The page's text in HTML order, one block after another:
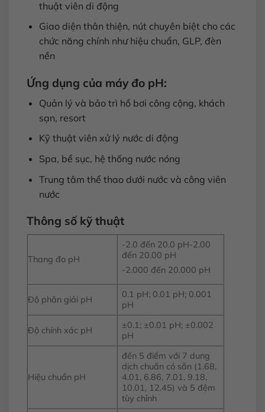
thuật viên di động
Giao diện thân thiện, nút chuyên biệt cho các
chức năng chính như hiệu chuẩn, GLP, đèn
nền
Ứng dụng của máy đo pH:
Quản lý và bảo trì hồ bơi công cộng, khách
sạn, resort
Kỹ thuật viên xử lý nước di động
Spa, bể sục, hệ thống nước nóng
Trung tâm thể thao dưới nước và công viên
nước
Thông số kỹ thuật
Thang đo pH
-2.0 đến 20.0 pH-2.00
đến 20.00 pH
-2.000 đến 20.000 pH
Độ phân giải pH
0.1 pH; 0.01 pH; 0.001
pH
Độ chính xác pH
±0.1; ±0.01 pH; ±0.002
pH
Hiệu chuẩn pH
đến 5 điểm với 7 dung
dịch chuẩn có sẵn (1.68,
4.01, 6.86, 7.01, 9.18,
10.01, 12.45) và 5 đệm
tùy chỉnh